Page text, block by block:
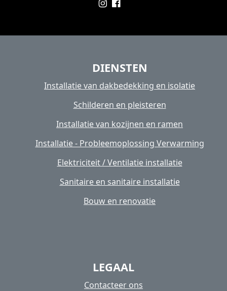
DIENSTEN
Installatie van dakbedekking en isolatie
Schilderen en pleisteren
Installatie van kozijnen en ramen
Installatie - Probleemoplossing Verwarming
Elektriciteit / Ventilatie installatie
Sanitaire en sanitaire installatie
Bouw en renovatie
LEGAAL
Contacteer ons